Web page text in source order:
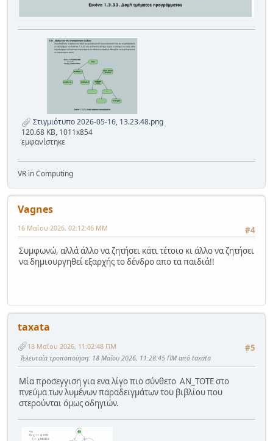
Στιγμιότυπο 2026-05-16, 13.23.48.png
120.68 KB, 1011x854
εμφανίστηκε
VR in Computing
Vagnes
#4
16 Μαΐου 2026, 02:12:46 ΜΜ
Συμφωνώ, αλλά άλλο να ζητήσει κάτι τέτοιο κι άλλο να ζητήσει
να δημιουργηθεί εξαρχής το δένδρο απο τα παιδιά!!
taxata
#5
18 Μαΐου 2026, 11:02:48 ΠΜ
Τελευταία τροποποίηση: 18 Μαΐου 2026, 11:28:45 ΠΜ από taxata
Μία προσεγγιση για ενα λίγο πιο σύνθετο ΑΝ_ΤΟΤΕ στο
πνεύμα των λυμένων παραδειγμάτων του βιβλίου που
στερούνται όμως οδηγιών.